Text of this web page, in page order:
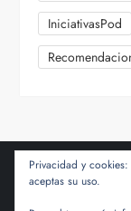
IniciativasPod
Privacidad y
aceptas su uso.